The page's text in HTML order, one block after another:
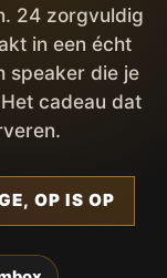
24 zorgvuldig
in een écht
speaker die je
cadeau dat
OP IS OP